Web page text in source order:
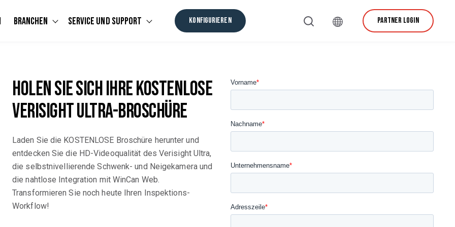
for Software
Branchen Show submenu for Branchen
Service Und Support Show submenu for Service und Support
KONFIGURIEREN PARTNER LOGIN
Holen Sie sich Ihre KOSTENLOSE
Verisight Ultra-Broschüre
Laden Sie die KOSTENLOSE Broschüre herunter und
entdecken Sie die HD-Videoqualität des Verisight Ultra,
die selbstnivellierende Schwenk- und Neigekamera und
die nahtlose Integration mit WinCan Web.
Transformieren Sie noch heute Ihren Inspektions-
Workflow!